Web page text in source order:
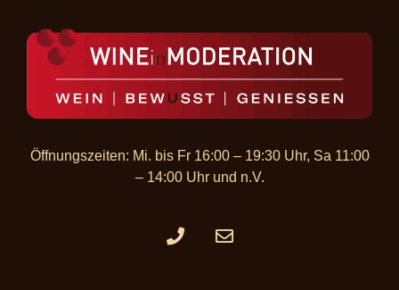
Öffnungszeiten: Mi. bis Fr 16:00 – 19:30 Uhr, Sa 11:00
– 14:00 Uhr und n.V.​